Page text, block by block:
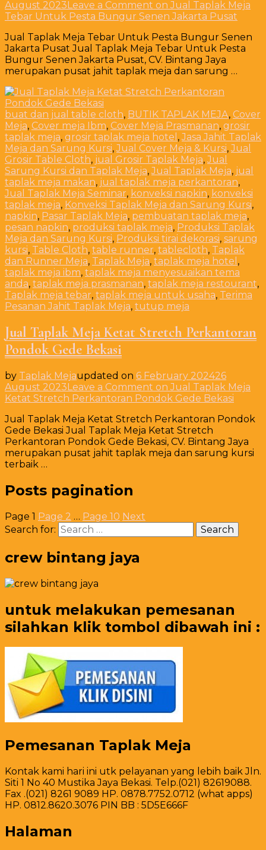
August 2023 Leave a Comment on Jual Taplak Meja
Tebar Untuk Pesta Bungur Senen Jakarta Pusat
Jual Taplak Meja Tebar Untuk Pesta Bungur Senen
Jakarta Pusat Jual Taplak Meja Tebar Untuk Pesta
Bungur Senen Jakarta Pusat, CV. Bintang Jaya
merupakan pusat jahit taplak meja dan sarung …
buat dan jual table cloth, BUTIK TAPLAK MEJA, Cover
Meja, Cover meja Ibm, Cover Meja Prasmanan, grosir
taplak meja, grosir taplak meja hotel ,Jasa Jahit Taplak
Meja dan Sarung Kursi,Jual Cover Meja & Kursi,Jual
Grosir Table Cloth, jual Grosir Taplak Meja,Jual
Sarung Kursi dan Taplak Meja,Jual Taplak Meja, jual
taplak meja makan, jual taplak meja perkantoran,
Jual Taplak Meja Seminar, konveksi napkin, konveksi
taplak meja, Konveksi Taplak Meja dan Sarung Kursi,
napkin, Pasar Taplak Meja, pembuatan taplak meja,
pesan napkin, produksi taplak meja, Produksi Taplak
Meja dan Sarung Kursi, Produksi tirai dekorasi, sarung
kursi, Table Cloth, table runner, tablecloth, Taplak
dan Runner Meja, Taplak Meja, taplak meja hotel ,
taplak meja ibm, taplak meja menyesuaikan tema
anda, taplak meja prasmanan, taplak meja restourant,
Taplak meja tebar, taplak meja untuk usaha, Terima
Pesanan Jahit Taplak Meja, tutup meja
Jual Taplak Meja Ketat Stretch Perkantoran
Pondok Gede Bekasi
by Taplak Mejaupdated on 6 February 202426
August 2023Leave a Comment on Jual Taplak Meja
Ketat Stretch Perkantoran Pondok Gede Bekasi
Jual Taplak Meja Ketat Stretch Perkantoran Pondok
Gede Bekasi Jual Taplak Meja Ketat Stretch
Perkantoran Pondok Gede Bekasi, CV. Bintang Jaya
merupakan pusat jahit taplak meja dan sarung kursi
terbaik …
Posts pagination
Page 1 Page 2 … Page 10 Next
Search for:
crew bintang jaya
untuk melakukan pemesanan
silahkan klik tombol dibawah ini :
Pemesanan Taplak Meja
Kontak kami hari ini utk pelayanan yang lebih baik Jln.
Siti 1 No 40 Mustika Jaya Bekasi. Telp.(021) 82619088.
Fax .(021) 8261 9089 HP. 0878.7752.0712 (what apps)
HP. 0812.8620.3076 PIN BB : 5D5E666F
Halaman